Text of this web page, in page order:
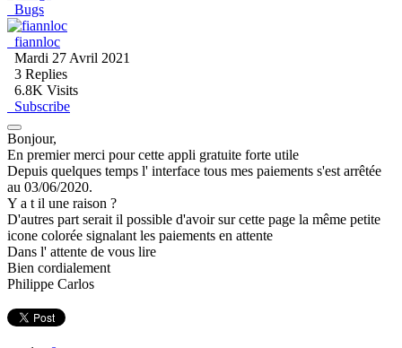
Bugs
fiannloc
Mardi 27 Avril 2021
3 Replies
6.8K Visits
Subscribe
Bonjour,
En premier merci pour cette appli gratuite forte utile
Depuis quelques temps l' interface tous mes paiements s'est arrêtée
au 03/06/2020.
Y a t il une raison ?
D'autres part serait il possible d'avoir sur cette page la même petite
icone colorée signalant les paiements en attente
Dans l' attente de vous lire
Bien cordialement
Philippe Carlos